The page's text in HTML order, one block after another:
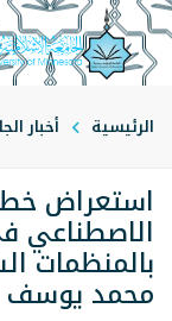
الرئيسية أخبار
استعراض
الاصطناعي
بالمنظمات
محمد يوسف